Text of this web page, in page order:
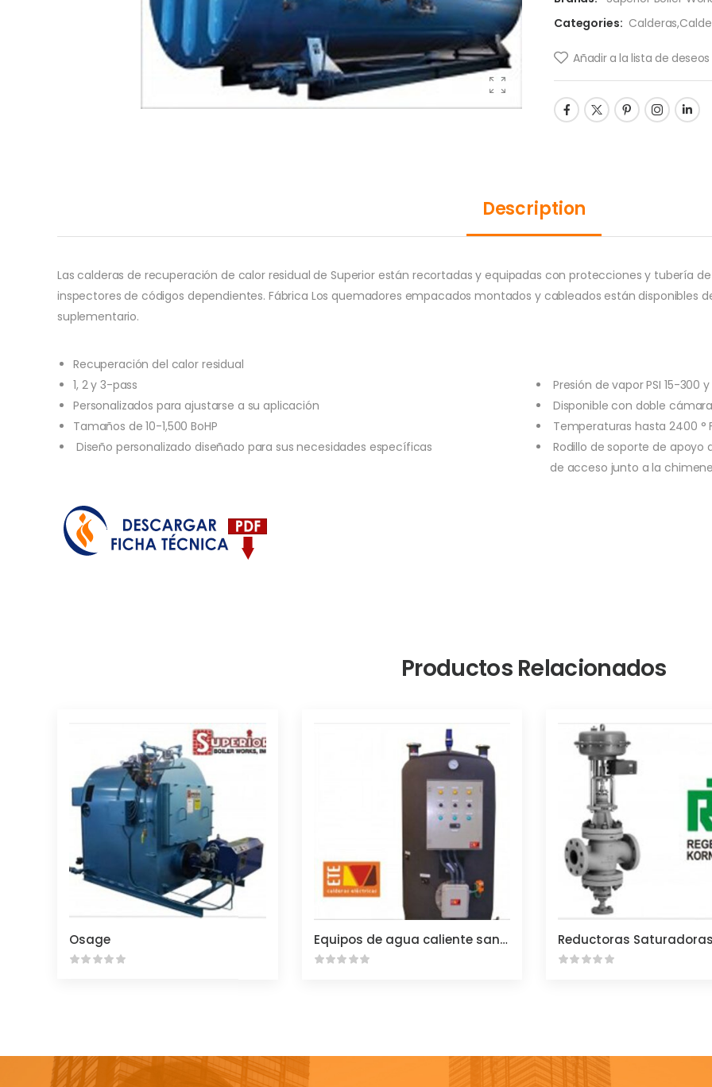
Categories: Calderas,
Añadir a la lista de deseos
Description
Las calderas de recuperación de calor residual de Superior están recortadas y equipadas con protecciones y tubería
inspectores de códigos dependientes. Fábrica Los quemadores empacados montados y cableados están disponibles
suplementario.
Recuperación del calor residual
1, 2 y 3-pass
Personalizados para ajustarse a su aplicación
Tamaños de 10-1,500 BoHP
Diseño personalizado diseñado para sus necesidades específicas
Presión de vapor PSI 15-300
Disponible con doble cámara
Temperaturas hasta 2400 °
Rodillo de soporte de apoyo
de acceso junto a la
Productos Relacionados
Osage Equipos de agua caliente sanitaria